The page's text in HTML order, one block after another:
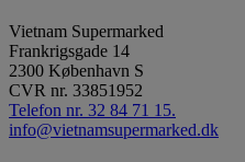
Vietnam Supermarked
Frankrigsgade 14
2300 København S
CVR nr. 33851952
Telefon nr. 32 84 71 15.
info@vietnamsupermarked.dk